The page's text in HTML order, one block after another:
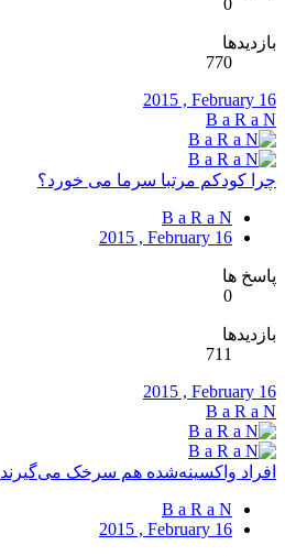
0
بازدیدها
770
2015 , February 16
B a R a N
چرا کودکم مرتبا سرما می خورد؟
B a R a N
2015 , February 16
پاسخ ها
0
بازدیدها
711
2015 , February 16
B a R a N
افراد واکسینه‌شده هم سرخک می‌گیرند
B a R a N
2015 , February 16